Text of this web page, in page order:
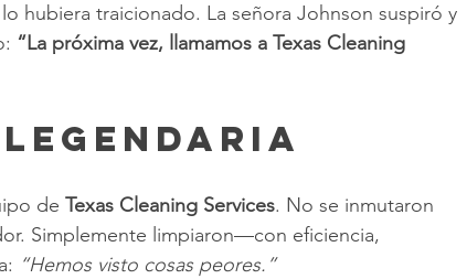
hubiera traicionado. La señora Johnson suspiró y
“La próxima vez, llamamos a Texas Cleaning
Legendaria
de Texas Cleaning Services. No se inmutaron
Simplemente limpiaron—con eficiencia,
“Hemos visto cosas peores.”